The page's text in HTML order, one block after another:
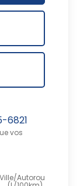
6821
vos
Ville/Autoroute